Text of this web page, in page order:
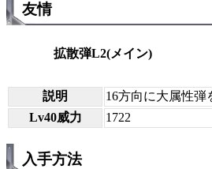
友情
拡散弾L2(メイン)
説明
16方向に大属性弾
Lv40威力
1722
入手方法